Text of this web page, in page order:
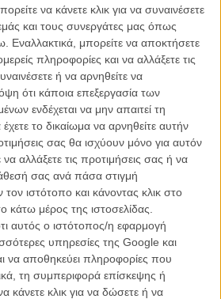
να κάνετε κλικ για να συναινέσετε
και τους συνεργάτες μας όπως
Εναλλακτικά, μπορείτε να αποκτήσετε
πληροφορίες και να αλλάξετε τις
ή να αρνηθείτε να
ότι κάποια επεξεργασία των
ενδέχεται να μην απαιτεί τη
το δικαίωμα να αρνηθείτε αυτήν
σας θα ισχύουν μόνο για αυτόν
αλλάξετε τις προτιμήσεις σας ή να
σας ανά πάσα στιγμή
ιστότοπο και κάνοντας κλικ στο
μέρος της ιστοσελίδας.
αυτός ο ιστότοπος/η εφαρμογή
υπηρεσίες της Google και
να αποθηκεύει πληροφορίες που
τη συμπεριφορά επίσκεψης ή
κάνετε κλικ για να δώσετε ή να
(το ολόκληρο όνομά του είναι Τζόζεφ
στο Νιου Τζέρσι, ξεκινησε την
στο Palisades Amusement Park, πριν
διευθυντή και αργότερα του
Mayer.
με το όνομά του είναι η
που υποδυόταν τον Σούπερμαν στο
Superman». Φήμες θέλουν τον Ριβς να
τη σύζυγο του Μάνιξ, ενώ οι αρχές δεν
του πάνω στο όπλο με το οποίο
τη ζωή του.
για όλα από τα δύο δαιμόνια αδέρφια που
μια δεκαετία από το«Inside Llewyn
πρότζεκτ. Οι ίδιοι το ονομάζουν
περισσότερες από τις ταινίες τους...